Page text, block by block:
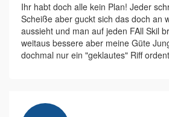
Ihr habt doch alle kein Plan! Jeder
Scheiße aber guckt sich das doch an
aussieht und man auf jeden FAll Skil
weitaus bessere aber meine Güte
dochmal nur ein "geklautes" Riff